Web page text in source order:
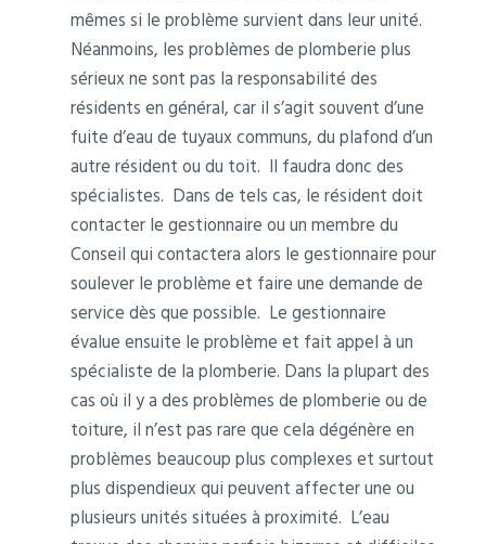
mêmes si le problème survient dans leur unité.
Néanmoins, les problèmes de plomberie plus
sérieux ne sont pas la responsabilité des
résidents en général, car il s’agit souvent d’une
fuite d’eau de tuyaux communs, du plafond d’un
autre résident ou du toit. Il faudra donc des
spécialistes. Dans de tels cas, le résident doit
contacter le gestionnaire ou un membre du
Conseil qui contactera alors le gestionnaire pour
soulever le problème et faire une demande de
service dès que possible. Le gestionnaire
évalue ensuite le problème et fait appel à un
spécialiste de la plomberie. Dans la plupart des
cas où il y a des problèmes de plomberie ou de
toiture, il n’est pas rare que cela dégénère en
problèmes beaucoup plus complexes et surtout
plus dispendieux qui peuvent affecter une ou
plusieurs unités situées à proximité. L’eau